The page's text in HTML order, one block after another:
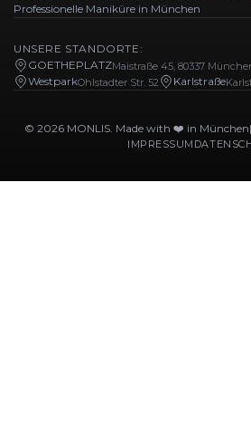
Professionelle Maniküre in München
UNSERE STANDORTE:
GOETHEPLATZMaistraße 45, 80337
WestparkOhlstadter Str. 52 Karlstraße
© 2026 MONLIS. Made with ❤️ in München
IMPRESSUM